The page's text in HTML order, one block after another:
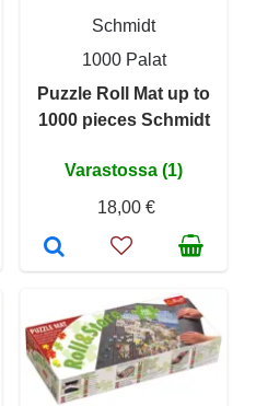
Schmidt
1000 Palat
Puzzle Roll Mat up to
1000 pieces Schmidt
Varastossa (1)
18,00 €